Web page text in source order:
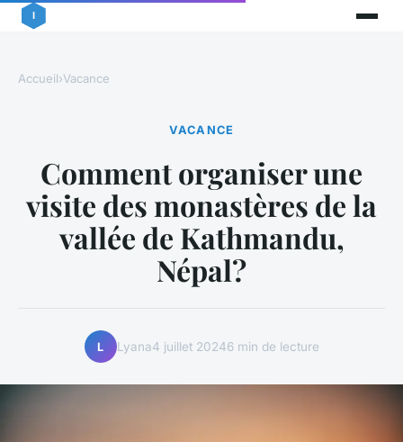
Accueil›Vacance
VACANCE
Comment organiser une
visite des monastères de la
vallée de Kathmandu,
Népal?
L Lyana4 juillet 20246 min de lecture